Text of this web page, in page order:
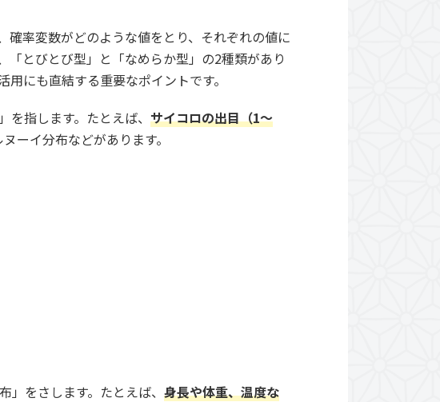
率変数がどのような値をとり、それぞれの値に
とびとび型」と「なめらか型」の2種類があり
にも直結する重要なポイントです。
指します。たとえば、 サイコロの出目（1〜
ーイ分布などがあります。
をさします。たとえば、 身長や体重、温度な